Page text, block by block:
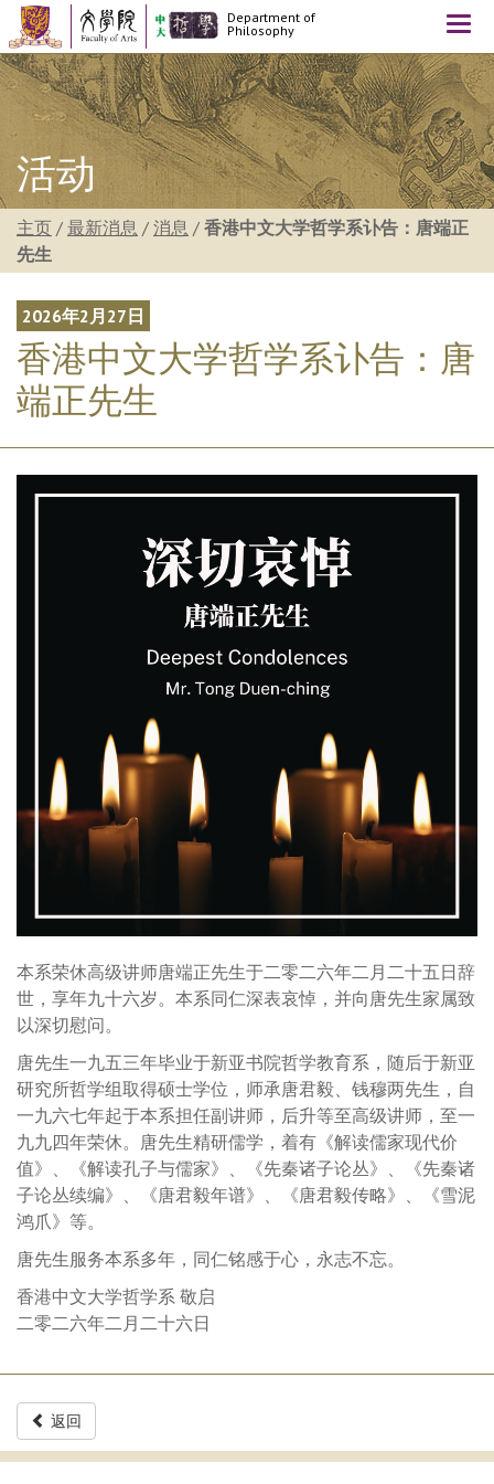
Department of
Philosophy
活动
主页 / 最新消息 / 消息 / 香港中文大学哲学系讣告：唐端正
先生
2026年2月27日
香港中文大学哲学系讣告：唐
端正先生
本系荣休高级讲师唐端正先生于二零二六年二月二十五日辞
世，享年九十六岁。本系同仁深表哀悼，并向唐先生家属致
以深切慰问。
唐先生一九五三年毕业于新亚书院哲学教育系，随后于新亚
研究所哲学组取得硕士学位，师承唐君毅、钱穆两先生，自
一九六七年起于本系担任副讲师，后升等至高级讲师，至一
九九四年荣休。唐先生精研儒学，着有《解读儒家现代价
值》、《解读孔子与儒家》、《先秦诸子论丛》、《先秦诸
子论丛续编》、《唐君毅年谱》、《唐君毅传略》、《雪泥
鸿爪》等。
唐先生服务本系多年，同仁铭感于心，永志不忘。
香港中文大学哲学系 敬启
二零二六年二月二十六日
返回